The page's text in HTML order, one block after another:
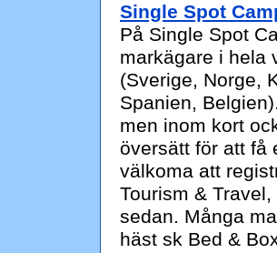
Single Spot
På Single Spot
markägare i hela
(Sverige, Norge,
Spanien,
men inom kort
översätt för att få
välkoma att
Tourism &
sedan. Många
häst sk Bed &